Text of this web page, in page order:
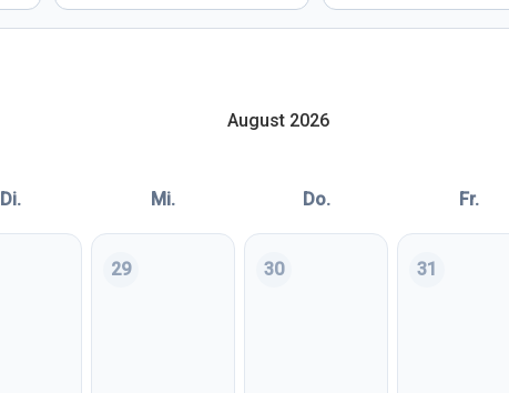
August 2026
Di. Mi. Do. Fr.
28. Juli 2026Mittwoch, 29. Juli 2026
29
Donnerstag, 30. Juli 2026
30
Freitag, 31.
31